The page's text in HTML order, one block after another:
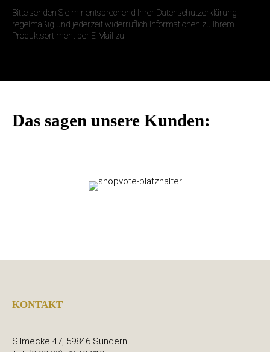
Bitte senden Sie mir entsprechend Ihrer Datenschutzerklärung
regelmäßig und jederzeit widerruflich Informationen zu Ihrem
Produktsortiment per E-Mail zu.
Das sagen unsere Kunden:
KONTAKT
Silmecke 47, 59846 Sundern